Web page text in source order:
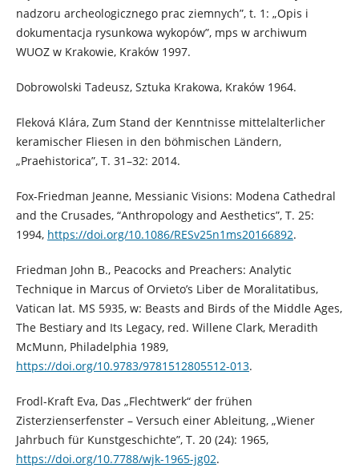
nadzoru archeologicznego prac ziemnych”, t. 1: „Opis i
dokumentacja rysunkowa wykopów”, mps w archiwum
WUOZ w Krakowie, Kraków 1997.
Dobrowolski Tadeusz, Sztuka Krakowa, Kraków 1964.
Fleková Klára, Zum Stand der Kenntnisse mittelalterlicher
keramischer Fliesen in den böhmischen Ländern,
„Praehistorica”, T. 31–32: 2014.
Fox-Friedman Jeanne, Messianic Visions: Modena Cathedral
and the Crusades, “Anthropology and Aesthetics”, T. 25:
1994, https://doi.org/10.1086/RESv25n1ms20166892.
Friedman John B., Peacocks and Preachers: Analytic
Technique in Marcus of Orvieto’s Liber de Moralitatibus,
Vatican lat. MS 5935, w: Beasts and Birds of the Middle Ages,
The Bestiary and Its Legacy, red. Willene Clark, Meradith
McMunn, Philadelphia 1989,
https://doi.org/10.9783/9781512805512-013.
Frodl-Kraft Eva, Das „Flechtwerk“ der frühen
Zisterzienserfenster – Versuch einer Ableitung, „Wiener
Jahrbuch für Kunstgeschichte”, T. 20 (24): 1965,
https://doi.org/10.7788/wjk-1965-jg02.